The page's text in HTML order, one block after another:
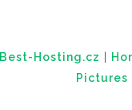
Best-Hosting.cz
Pictures